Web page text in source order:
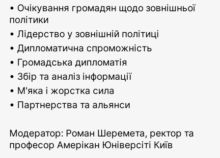
• Очікування громадян щодо зовнішньої
політики
• Лідерство у зовнішній політиці
• Дипломатична спроможність
• Громадська дипломатія
• Збір та аналіз інформації
• М'яка і жорстка сила
• Партнерства та альянси
Модератор: Роман Шеремета, ректор та
професор Амерікан Юніверсіті Київ